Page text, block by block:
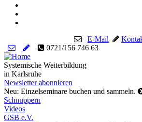
E-Mail
0721/156 746 63
Systemische Weiterbildung
in Karlsruhe
Newsletter abonnieren
Neu: Einzelseminare buchen und sammeln.
Schnuppern
Videos
GSB e.V.